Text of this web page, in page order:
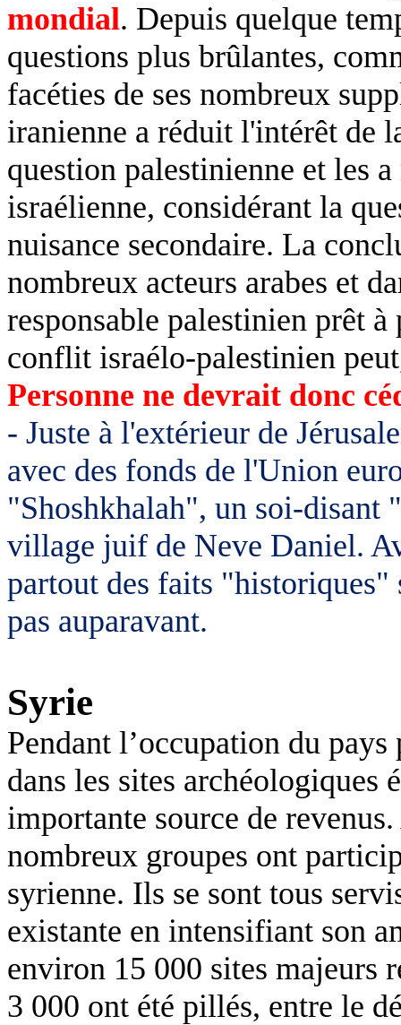
mondial. Depuis quelque
questions plus brûlantes,
facéties de ses nombreux
iranienne a réduit l'intérêt de
question palestinienne et les
israélienne, considérant la
nuisance secondaire. La
nombreux acteurs arabes et
responsable palestinien prêt
conflit israélo-palestinien
Personne ne devrait donc
- Juste à l'extérieur de
avec des fonds de l'Union
"Shoshkhalah", un soi-disant
village juif de Neve Daniel.
partout des faits
pas auparavant.
Syrie
Pendant l’occupation du
dans les sites archéologiques
importante source de
nombreux groupes ont
syrienne. Ils se sont tous
existante en intensifiant son
environ 15 000 sites majeurs
3 000 ont été pillés, entre le